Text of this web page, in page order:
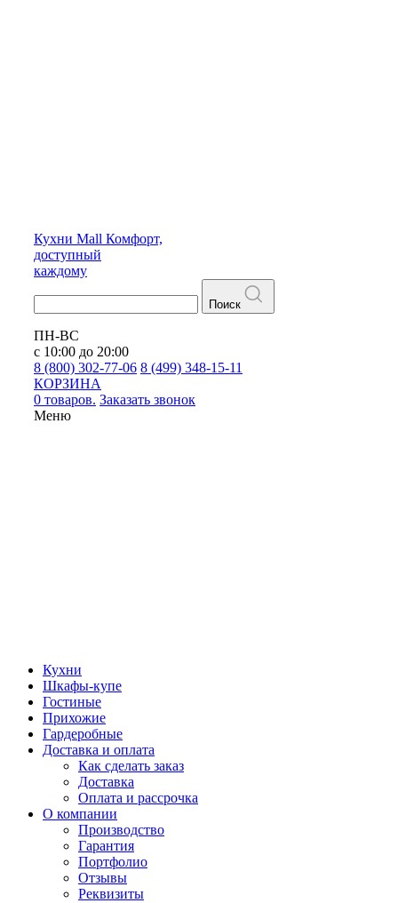
Кухни Mall Комфорт,
доступный
каждому
Поиск
ПН-ВС
с 10:00 до 20:00
8 (800) 302-77-06 8 (499) 348-15-11
КОРЗИНА
0 товаров. Заказать звонок
Меню
Кухни
Шкафы-купе
Гостиные
Прихожие
Гардеробные
Доставка и оплата
Как сделать заказ
Доставка
Оплата и рассрочка
О компании
Производство
Гарантия
Портфолио
Отзывы
Реквизиты